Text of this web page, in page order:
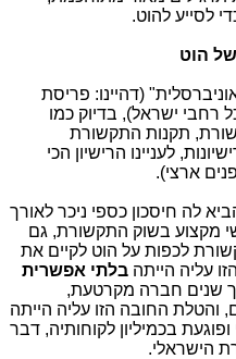
לסייע להוט.
(דהיינו: פריסת
רחבי ישראל), בדיוק כמו
תקנות התקשורת
לעניינו הרישיון הכי
ארצי).
לה חיסכון כספי ניכר לאורך
מקצוע בשוק התקשורת, גם
לכפות על הוט לקיים את
עליה הייתה בלתי אפשרית
שנים חברה מקרטעת,
והטלת החובה הזו עליה הייתה
בכמיליון לקוחותיה, דבר
הישראלי.